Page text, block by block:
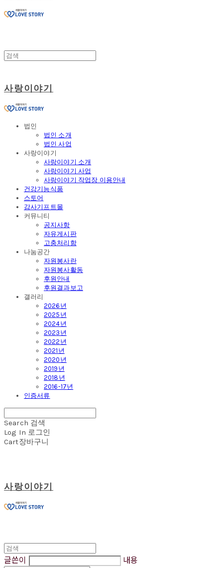
사랑이야기
법인
법인 소개
법인 사업
사랑이야기
사랑이야기 소개
사랑이야기 사업
사랑이야기 작업장 이용안내
건강기능식품
스토어
감사기프트몰
커뮤니티
공지사항
자유게시판
고충처리함
나눔공간
자원봉사란
자원봉사활동
후원안내
후원결과보고
갤러리
2026년
2025년
2024년
2023년
2022년
2021년
2020년
2019년
2018년
2016-17년
인증서류
Search 검색
Log In 로그인
Cart장바구니
사랑이야기
글쓴이 내용